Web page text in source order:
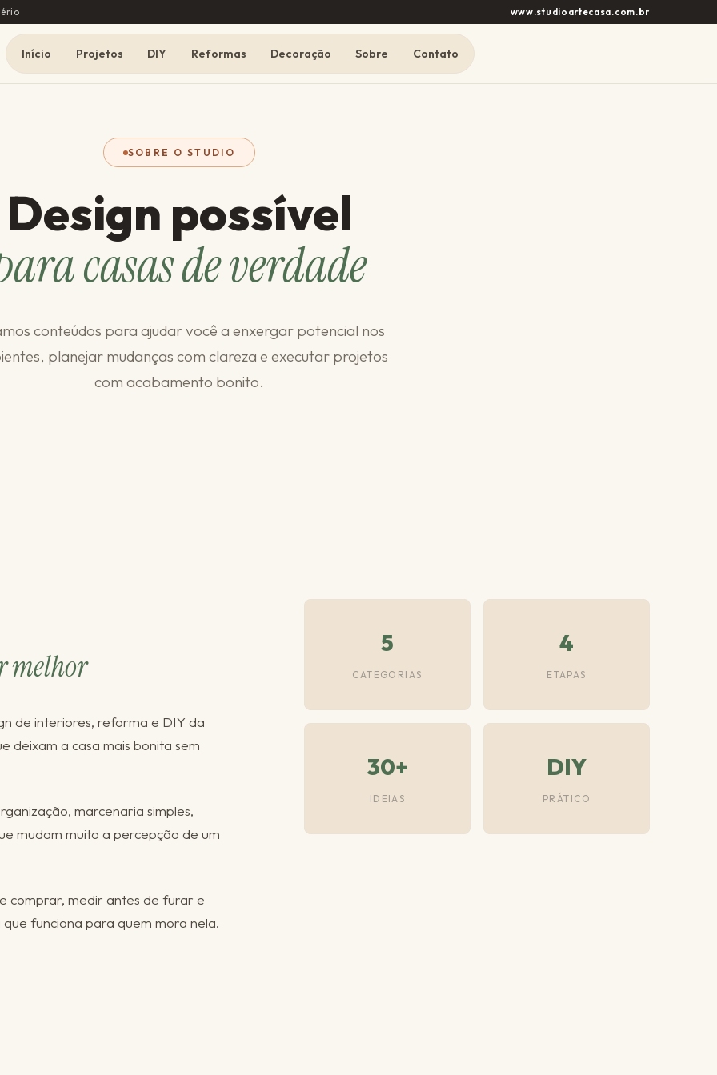
www.studioartecasa.com.br
Início Projetos DIY Reformas Decoração Sobre Contato
SOBRE O STUDIO
Design possível
casas de verdade
conteúdos para ajudar você a enxergar potencial nos
planejar mudanças com clareza e executar projetos
com acabamento bonito.
melhor
de interiores, reforma e DIY da
deixam a casa mais bonita sem
marcenaria simples,
mudam muito a percepção de um
comprar, medir antes de furar e
funciona para quem mora nela.
5
CATEGORIAS
4
ETAPAS
30+
IDEIAS
DIY
PRÁTICO